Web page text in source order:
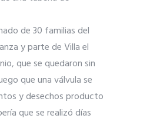
de 30 familias del
y parte de Villa el
que se quedaron sin
que una válvula se
y desechos producto
que se realizó días